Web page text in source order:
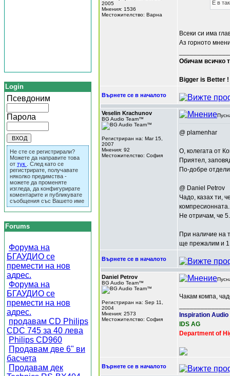
Login
Псевдоним
Парола
Не сте се регистрирали?
Можете да направите това
от тук
. След като се
регистрирате, получавате
няколко предимства -
можете да променяте
изгледа, да конфигурирате
коментарите и публикувате
съобщения със Вашето име
Forums
Форума на
БГАУДИО се
премести на нов
адрес.
Форума на
БГАУДИО се
премести на нов
адрес.
продавам CD Philips
CDC 745 за 40 лева
Philips CD960
Продавам две 6" ви
басчета
Продавам дек
2005
Мнения: 1536
Местожителство: Варна
Е в
Всеки си има
Аз горното
Обичам всичко
Bigger is Better !
Върнете се в началото
Veselin Krachunov
BG Audio Team™
Регистриран на: Mar 15,
2007
Мнения: 92
Местожителство: София
@ plamenhar
О, колегата от
Приятел,
По-добре
@ Daniel Petrov
Чадо, казах ти,
компресионната.
Не отричам, че
При наличие на
ще прежaлим и 1
Върнете се в началото
Daniel Petrov
BG Audio Team™
Регистриран на: Sep 11,
2004
Мнения: 2573
Местожителство: София
Чакам компа,
Inspiration Audio
IDS AG
Department of
Върнете се в началото